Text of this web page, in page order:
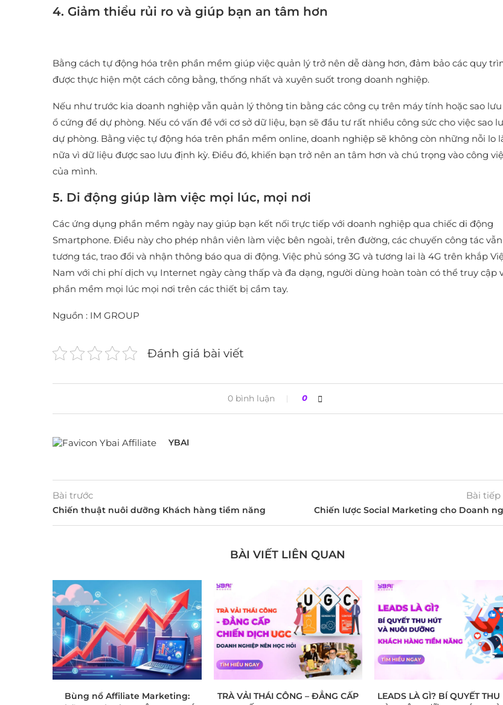
4. Giảm thiểu rủi ro và giúp bạn an tâm hơn
Bằng cách tự động hóa trên phần mềm giúp việc quản lý trở nên dễ dàng hơn, đảm bảo các quy
được thực hiện một cách công bằng, thống nhất và xuyên suốt trong doanh nghiệp.
Nếu như trước kia doanh nghiệp vẫn quản lý thông tin bằng các công cụ trên máy tính hoặc sao
ổ cứng để dự phòng. Nếu có vấn đề với cơ sở dữ liệu, bạn sẽ đầu tư rất nhiều công sức cho việc sao
dự phòng. Bằng việc tự động hóa trên phần mềm online, doanh nghiệp sẽ không còn những nỗi lo
nữa vì dữ liệu được sao lưu định kỳ. Điều đó, khiến bạn trở nên an tâm hơn và chú trọng vào công
của mình.
5. Di động giúp làm việc mọi lúc, mọi nơi
Các ứng dụng phần mềm ngày nay giúp bạn kết nối trực tiếp với doanh nghiệp qua chiếc di động
Smartphone. Điều này cho phép nhân viên làm việc bên ngoài, trên đường, các chuyến công tác vẫn
tương tác, trao đổi và nhận thông báo qua di động. Việc phủ sóng 3G và tương lai là 4G trên khắp
Nam với chi phí dịch vụ Internet ngày càng thấp và đa dạng, người dùng hoàn toàn có thể truy cập
phần mềm mọi lúc mọi nơi trên các thiết bị cầm tay.
Nguồn : IM GROUP
Đánh giá bài viết
0 bình luận 0
YBAI
Bài trước
Chiến thuật nuôi dưỡng Khách hàng tiềm năng
Bài
Chiến lược Social Marketing cho Doanh
BÀI VIẾT LIÊN QUAN
Bùng nổ Affiliate Marketing:
TRÀ VẢI THÁI CÔNG – ĐẲNG CẤP
LEADS LÀ GÌ? BÍ QUYẾT THU